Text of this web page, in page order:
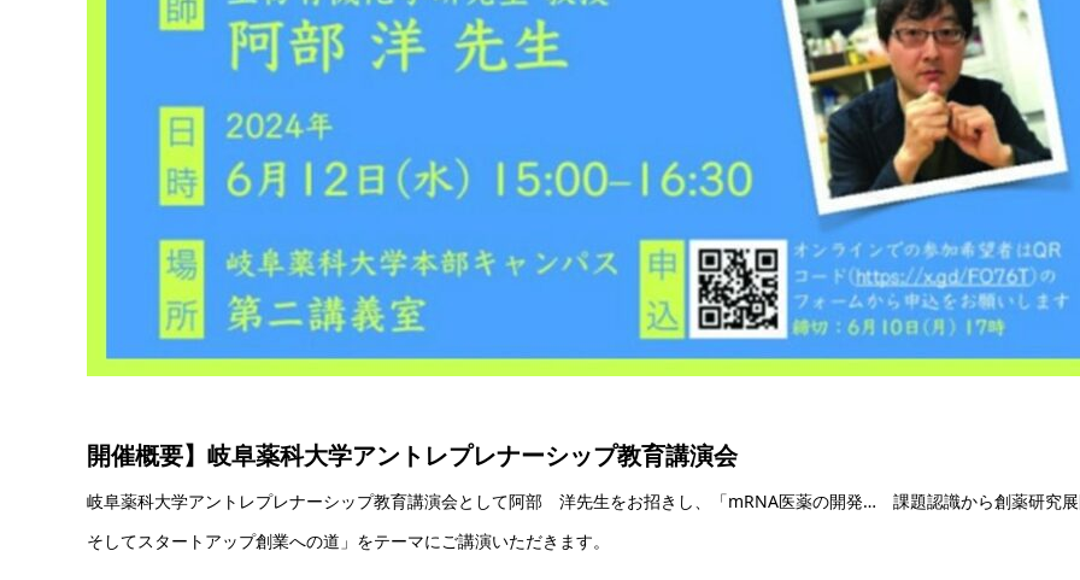
開催概要】岐阜薬科大学アントレプレナーシップ教育講演会
岐阜薬科大学アントレプレナーシップ教育講演会として阿部 洋先生をお招きし、「mRNA医薬の開発… 課題認識から創薬研
そしてスタートアップ創業への道」をテーマにご講演いただきます。